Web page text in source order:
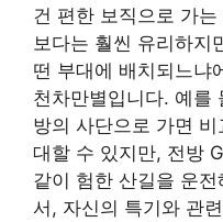
건 편한 보직으로 가
보다는 훨씬 유리하지
떤 부대에 배치되느냐
천차만별입니다. 예를
방의 사단으로 가면
대할 수 있지만, 전방
같이 험한 산길을 운
서, 자신의 특기와 관